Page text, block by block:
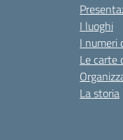
I luoghi
I numeri
Le carte
La storia